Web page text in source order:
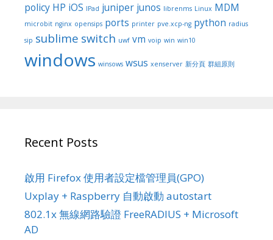
policy HP iOS IPad juniper junos librenms Linux MDM
microbit nginx opensips ports printer pve.xcp-ng python radius
sip sublime switch uwf vm voip win win10
windows winsows wsus xenserver 新分頁 群組原則
Recent Posts
啟用 Firefox 使用者設定檔管理員(GPO)
Uxplay + Raspberry 自動啟動 autostart
802.1x 無線網路驗證 FreeRADIUS + Microsoft
AD